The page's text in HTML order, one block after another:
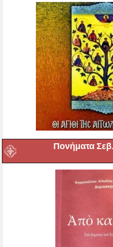
Πονήματα